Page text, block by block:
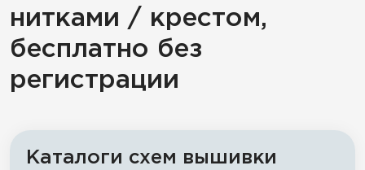
нитками / крестом,
бесплатно без
регистрации
Каталоги схем вышивки